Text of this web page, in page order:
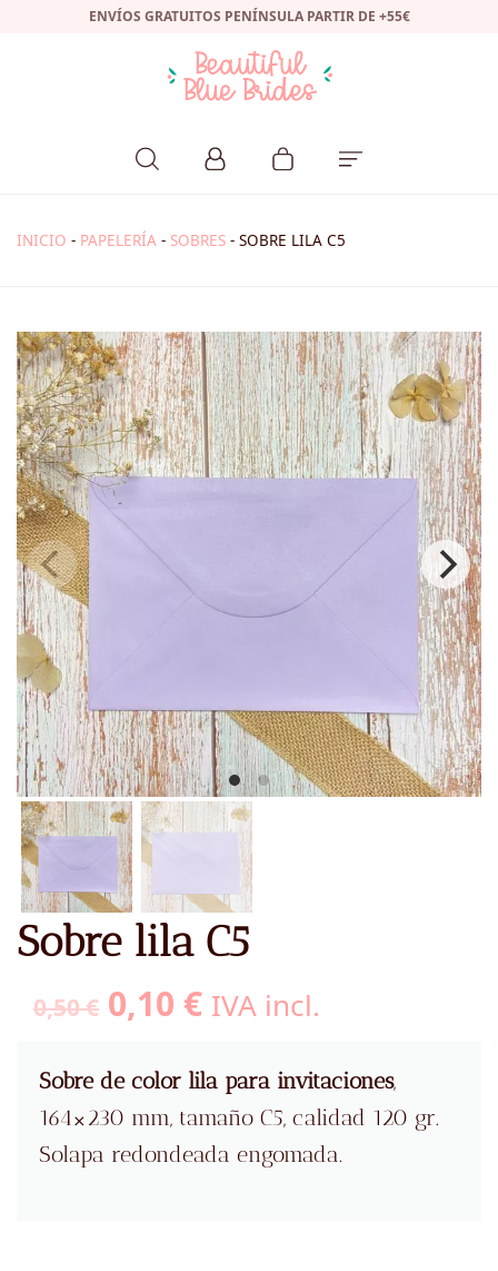
ENVÍOS GRATUITOS PENÍNSULA PARTIR DE +55€
INICIO - PAPELERÍA - SOBRES - SOBRE LILA C5
Sobre lila C5
0,50€ El
precio
original
era:
0,50 €.
0,10 €El
actual
es:
0,10 €.
IVA incl.
Sobre de color lila para invitaciones,
164×230 mm, tamaño C5, calidad 120 gr.
Solapa redondeada engomada.